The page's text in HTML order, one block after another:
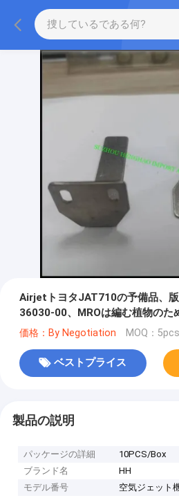
AirjetトヨタJAT710の予備品、
36030-00、MROは編む植物のた
価格：By Negotiation MOQ：5pcs
ベストプライス
製品の説明
パッケージの詳細
10PCS/Box
ブランド名
HH
モデル番号
空気ジェット